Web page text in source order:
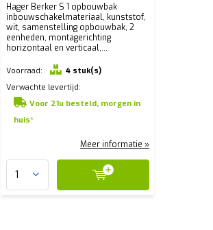
Hager Berker S 1 opbouwbak
inbouwschakelmateriaal, kunststof,
wit, samenstelling opbouwbak, 2
eenheden, montagerichting
horizontaal en verticaal,...
Voorraad:
4 stuk(s)
Verwachte levertijd:
Voor 21u besteld, morgen in
huis*
Meer informatie »